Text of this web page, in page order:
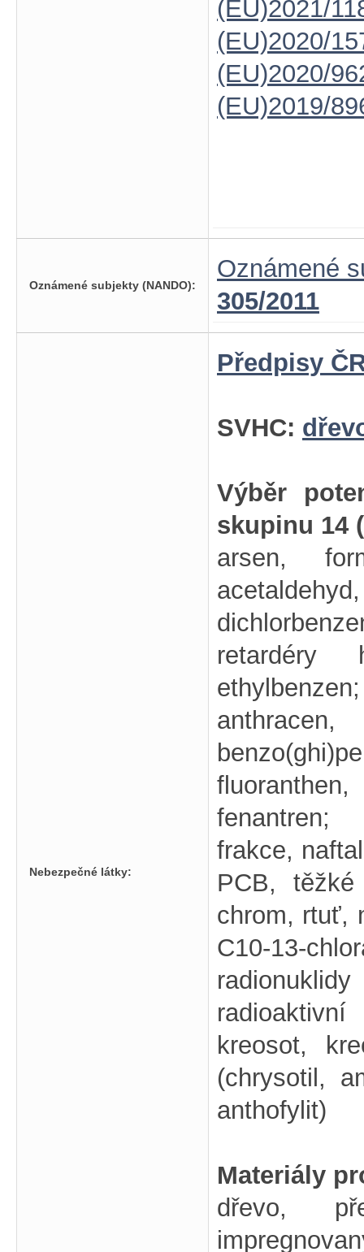
(EU)2021/
(EU)2020/
(EU)2020/
(EU)2019/
Oznámené subjekty (NANDO):
Oznámené
305/2011
Nebezpečné látky:
Předpisy
SVHC:
Výběr
skupinu 14
arsen,
retardéry
anthracen,
fenantren;
frakce,
PCB,
chrom, rtuť,
C10-13-
kreosot,
(chrysotil,
anthofylit)
Materiály
dřevo,